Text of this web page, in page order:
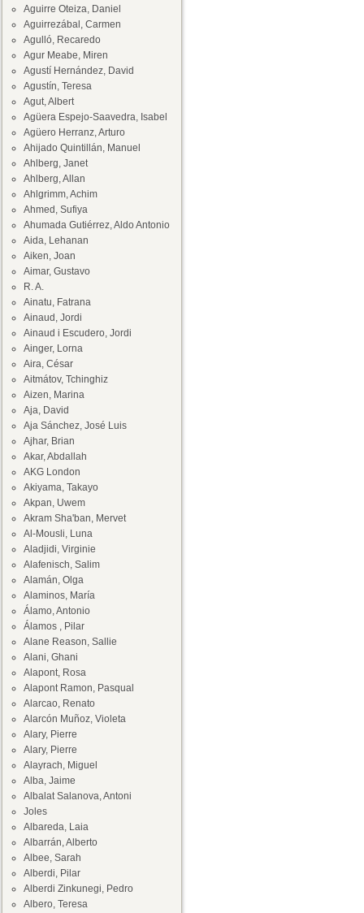
Aguirre Oteiza, Daniel
Aguirrezábal, Carmen
Agulló, Recaredo
Agur Meabe, Miren
Agustí Hernández, David
Agustín, Teresa
Agut, Albert
Agüera Espejo-Saavedra, Isabel
Agüero Herranz, Arturo
Ahijado Quintillán, Manuel
Ahlberg, Janet
Ahlberg, Allan
Ahlgrimm, Achim
Ahmed, Sufiya
Ahumada Gutiérrez, Aldo Antonio
Aida, Lehanan
Aiken, Joan
Aimar, Gustavo
R. A.
Ainatu, Fatrana
Ainaud, Jordi
Ainaud i Escudero, Jordi
Ainger, Lorna
Aira, César
Aitmátov, Tchinghiz
Aizen, Marina
Aja, David
Aja Sánchez, José Luis
Ajhar, Brian
Akar, Abdallah
AKG London
Akiyama, Takayo
Akpan, Uwem
Akram Sha'ban, Mervet
Al-Mousli, Luna
Aladjidi, Virginie
Alafenisch, Salim
Alamán, Olga
Alaminos, María
Álamo, Antonio
Álamos , Pilar
Alane Reason, Sallie
Alani, Ghani
Alapont, Rosa
Alapont Ramon, Pasqual
Alarcao, Renato
Alarcón Muñoz, Violeta
Alary, Pierre
Alary, Pierre
Alayrach, Miguel
Alba, Jaime
Albalat Salanova, Antoni
Joles
Albareda, Laia
Albarrán, Alberto
Albee, Sarah
Alberdi, Pilar
Alberdi Zinkunegi, Pedro
Albero, Teresa